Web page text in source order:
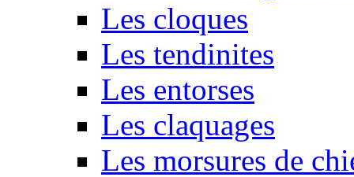
Les cloques
Les tendinites
Les entorses
Les claquages
Les morsures de